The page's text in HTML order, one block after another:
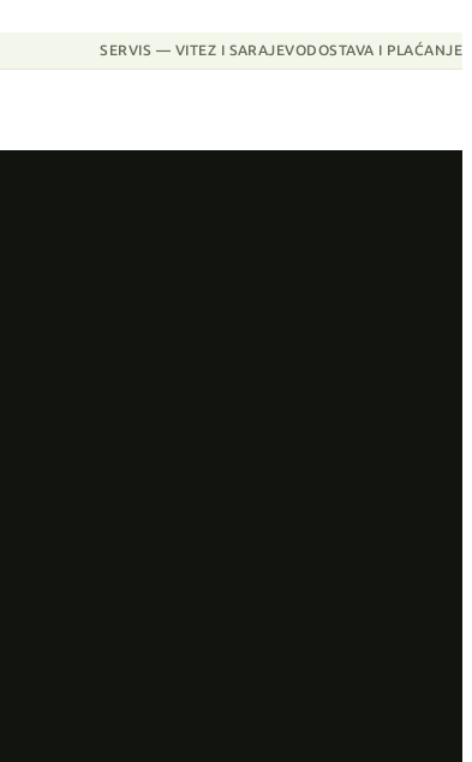
SERVIS — VITEZ I SARAJEVODOSTAVA I PLAĆANJE